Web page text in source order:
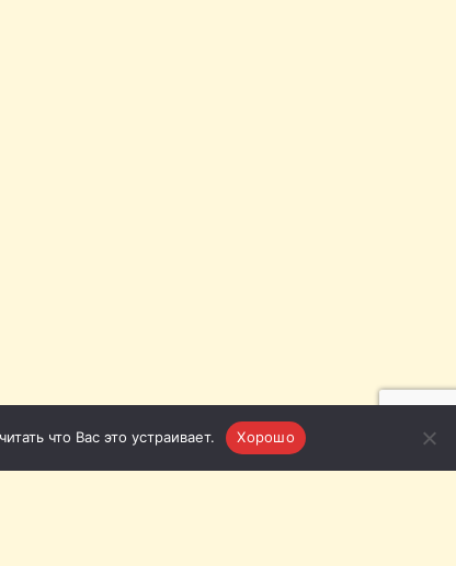
что Вас это устраивает. Хорошо